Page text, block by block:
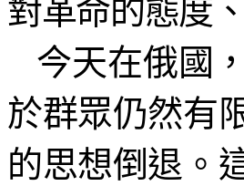
對革命的態度
今天在俄國
於群眾仍然有
的思想倒退。